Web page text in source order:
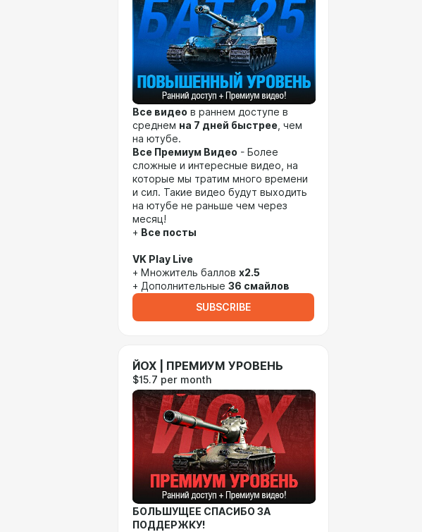
Все видео в раннем доступе в
среднем на 7 дней быстрее , чем
на ютубе.
Все Премиум Видео - Более
сложные и интересные видео, на
которые мы тратим много времени
и сил. Такие видео будут выходить
на ютубе не раньше чем через
месяц!
+ Все посты
VK Play Live
+ Множитель баллов x2.5
+ Дополнительные 36 смайлов
SUBSCRIBE
ЙОХ | ПРЕМИУМ УРОВЕНЬ
$15.7 per month
БОЛЬШУЩЕЕ СПАСИБО ЗА
ПОДДЕРЖКУ!